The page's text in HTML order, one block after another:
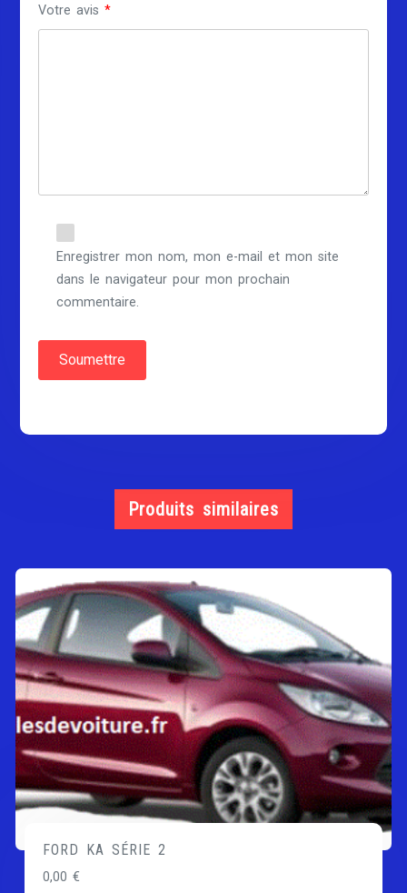
Votre avis*
Enregistrer mon nom, mon e-mail et mon site
dans le navigateur pour mon prochain
commentaire.
Produits similaires
FORD KA SÉRIE 2
0,00€